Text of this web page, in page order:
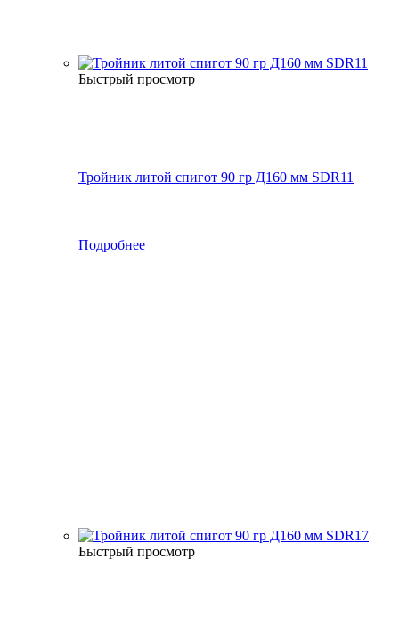
Быстрый просмотр
Тройник литой спигот 90 гр Д160 мм SDR11
Подробнее
Быстрый просмотр